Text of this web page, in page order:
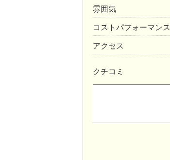
雰囲気
コストパフォーマンス
アクセス
クチコミ